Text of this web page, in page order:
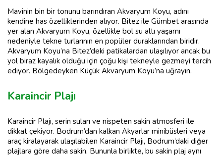
Mavinin bin bir tonunu barındıran Akvaryum Koyu, adını
kendine has özelliklerinden alıyor. Bitez ile Gümbet arasında
yer alan Akvaryum Koyu, özellikle bol su altı yaşamı
nedeniyle tekne turlarının en popüler duraklarından biridir.
Akvaryum Koyu’na Bitez’deki patikalardan ulaşılıyor ancak bu
yol biraz kayalık olduğu için çoğu kişi tekneyle gezmeyi tercih
ediyor. Bölgedeyken Küçük Akvaryum Koyu’na uğrayın.
Karaincir Plajı
Karaincir Plajı, serin suları ve nispeten sakin atmosferi ile
dikkat çekiyor. Bodrum’dan kalkan Akyarlar minibüsleri veya
araç kiralayarak ulaşılabilen Karaincir Plajı, Bodrum‘daki diğer
plajlara göre daha sakin. Bununla birlikte, bu sakin plaj aynı